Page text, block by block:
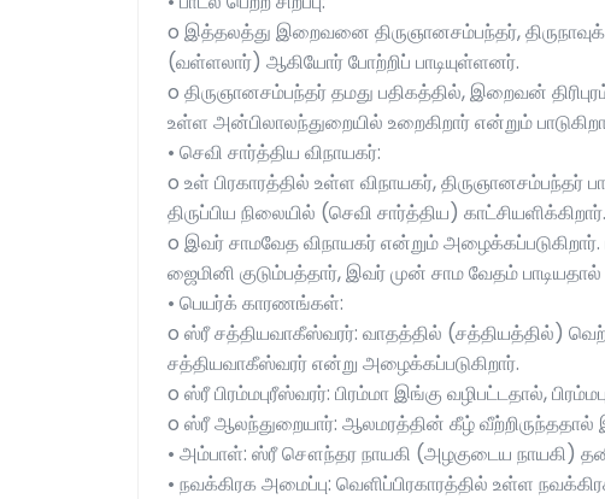
o இத்தலத்து இறைவனை திருஞானசம்பந்தர்,
(வள்ளலார்) ஆகியோர் போற்றிப் பாடியுள்ளனர்.
o திருஞானசம்பந்தர் தமது பதிகத்தில், இறைவன்
உள்ள அன்பிலாலந்துறையில் உறைகிறார் என்றும்
• செவி சார்த்திய விநாயகர்:
o உள் பிரகாரத்தில் உள்ள விநாயகர், திருஞானசம்பந்தர்
திருப்பிய நிலையில் (செவி சார்த்திய) காட்சியளிக்கிறார்.
o இவர் சாமவேத விநாயகர் என்றும் அழைக்கப்படுகிறார்.
ஜைமினி குடும்பத்தார், இவர் முன் சாம வேதம்
• பெயர்க் காரணங்கள்:
o ஸ்ரீ சத்தியவாகீஸ்வரர்: வாதத்தில் (சத்தியத்தில்)
சத்தியவாகீஸ்வரர் என்று அழைக்கப்படுகிறார்.
o ஸ்ரீ பிரம்மபுரீஸ்வரர்: பிரம்மா இங்கு வழிபட்டதால்,
o ஸ்ரீ ஆலந்துறையார்: ஆலமரத்தின் கீழ் வீற்றிருந்ததால்
• அம்பாள்: ஸ்ரீ சௌந்தர நாயகி (அழகுடைய நாயகி)
• நவக்கிரக அமைப்பு: வெளிப்பிரகாரத்தில் உள்ள